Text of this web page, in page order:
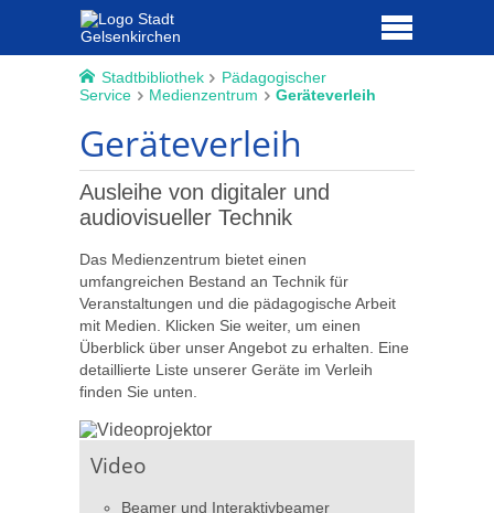
Stadtbibliothek
Pädagogischer
Service
Medienzentrum Geräteverleih
Geräteverleih
Ausleihe von digitaler und
audiovisueller Technik
Das Medienzentrum bietet einen
umfangreichen Bestand an Technik für
Veranstaltungen und die pädagogische Arbeit
mit Medien. Klicken Sie weiter, um einen
Überblick über unser Angebot zu erhalten. Eine
detaillierte Liste unserer Geräte im Verleih
finden Sie unten.
Video
Beamer und Interaktivbeamer